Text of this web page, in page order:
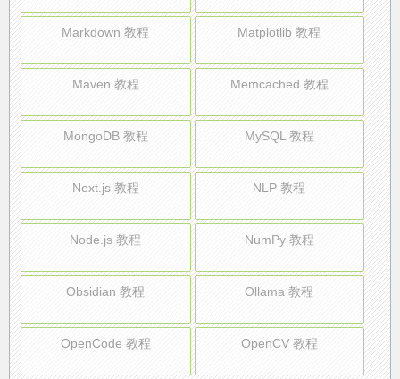
Markdown 教程 Matplotlib 教程
Maven 教程 Memcached 教程
MongoDB 教程 MySQL 教程
Next.js 教程 NLP 教程
Node.js 教程 NumPy 教程
Obsidian 教程 Ollama 教程
OpenCode 教程 OpenCV 教程